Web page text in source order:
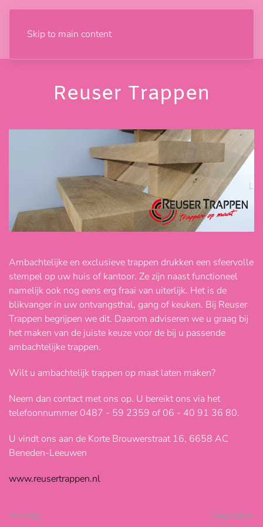
Skip to main content
Reuser Trappen
Ambachtelijke en exclusieve trappen drukken een sfeervolle
stempel op uw huis of kantoor. Ze zijn naast functioneel
namelijk ook nog eens erg fraai van uiterlijk. Het is de
blikvanger in uw ontvangsthal, gang of keuken. Bij Reuser
Trappen begrijpen we dit. Daarom adviseren we u graag bij
het maken van de juiste keuze voor de bij u passende
ambachtelijke trappen.
Wilt u ambachtelijk trappen op maat laten maken?
Neem dan contact met ons op. U bereikt ons via het
telefoonnummer 0487 - 59 2359 of 06 - 40 91 36 80.
U vindt ons aan de Korte Brouwerstraat 16, 6658 AC
Beneden-Leeuwen
www.reusertrappen.nl
Vorige Volgende